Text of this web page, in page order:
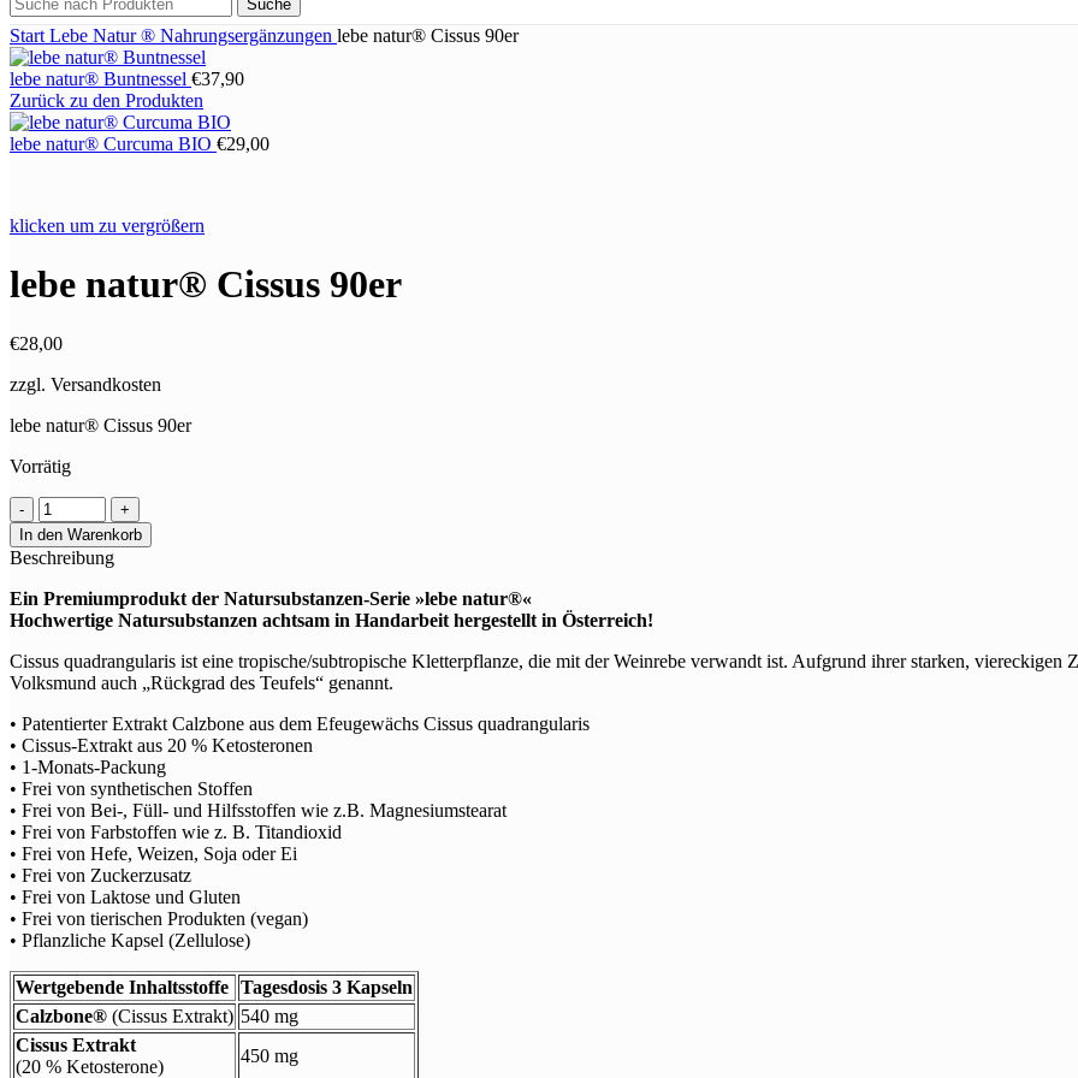
Suche
Start Lebe Natur ® Nahrungsergänzungen lebe natur® Cissus 90er
lebe natur® Buntnessel €37,90
Zurück zu den Produkten
lebe natur® Curcuma BIO €29,00
klicken um zu vergrößern
lebe natur® Cissus 90er
€28,00
zzgl. Versandkosten
lebe natur® Cissus 90er
Vorrätig
lebe
natur®
Cissus
90er
Menge
In den Warenkorb
Beschreibung
Ein Premiumprodukt der Natursubstanzen-Serie »lebe natur®«
Hochwertige Natursubstanzen achtsam in Handarbeit hergestellt in Österreich!
Cissus quadrangularis ist eine tropische/subtropische Kletterpflanze, die mit der Weinrebe verwandt ist. Aufgrund ihrer starken,
Volksmund auch „Rückgrad des Teufels“ genannt.
• Patentierter Extrakt Calzbone aus dem Efeugewächs Cissus quadrangularis
• Cissus-Extrakt aus 20 % Ketosteronen
• 1-Monats-Packung
• Frei von synthetischen Stoffen
• Frei von Bei-, Füll- und Hilfsstoffen wie z.B. Magnesiumstearat
• Frei von Farbstoffen wie z. B. Titandioxid
• Frei von Hefe, Weizen, Soja oder Ei
• Frei von Zuckerzusatz
• Frei von Laktose und Gluten
• Frei von tierischen Produkten (vegan)
• Pflanzliche Kapsel (Zellulose)
Wertgebende Inhaltsstoffe Tagesdosis 3 Kapseln
Calzbone® (Cissus Extrakt) 540 mg
Cissus Extrakt
(20 % Ketosterone)
450 mg